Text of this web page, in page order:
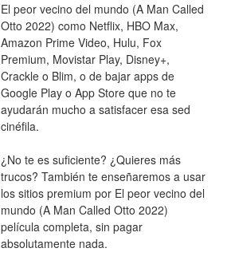
El peor vecino del mundo (A Man Called
Otto 2022) como Netflix, HBO Max,
Amazon Prime Video, Hulu, Fox
Premium, Movistar Play, Disney+,
Crackle o Blim, o de bajar apps de
Google Play o App Store que no te
ayudarán mucho a satisfacer esa sed
cinéfila.
¿No te es suficiente? ¿Quieres más
trucos? También te enseñaremos a usar
los sitios premium por El peor vecino del
mundo (A Man Called Otto 2022)
película completa, sin pagar
absolutamente nada.